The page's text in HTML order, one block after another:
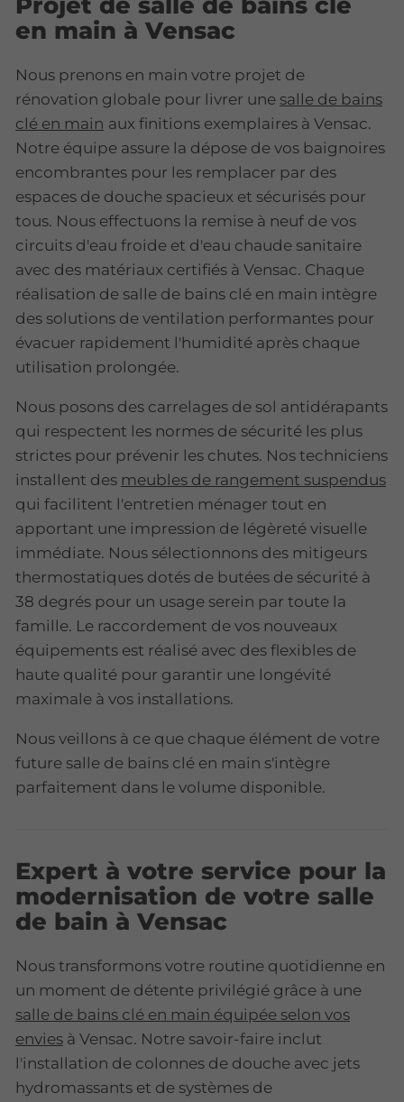
en main à Vensac
Nous prenons en main votre projet de
rénovation globale pour livrer une salle de bains
clé en main aux finitions exemplaires à Vensac.
Notre équipe assure la dépose de vos baignoires
encombrantes pour les remplacer par des
espaces de douche spacieux et sécurisés pour
tous. Nous effectuons la remise à neuf de vos
circuits d'eau froide et d'eau chaude sanitaire
avec des matériaux certifiés à Vensac. Chaque
réalisation de salle de bains clé en main intègre
des solutions de ventilation performantes pour
évacuer rapidement l'humidité après chaque
utilisation prolongée.
Nous posons des carrelages de sol antidérapants
qui respectent les normes de sécurité les plus
strictes pour prévenir les chutes. Nos techniciens
installent des meubles de rangement suspendus
qui facilitent l'entretien ménager tout en
apportant une impression de légèreté visuelle
immédiate. Nous sélectionnons des mitigeurs
thermostatiques dotés de butées de sécurité à
38 degrés pour un usage serein par toute la
famille. Le raccordement de vos nouveaux
équipements est réalisé avec des flexibles de
haute qualité pour garantir une longévité
maximale à vos installations.
Nous veillons à ce que chaque élément de votre
future salle de bains clé en main s'intègre
parfaitement dans le volume disponible.
Expert à votre service pour la
modernisation de votre salle
de bain à Vensac
Nous transformons votre routine quotidienne en
un moment de détente privilégié grâce à une
salle de bains clé en main équipée selon vos
envies à Vensac. Notre savoir-faire inclut
l'installation de colonnes de douche avec jets
hydromassants et de systèmes de